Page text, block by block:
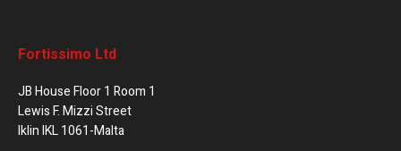
Fortissimo Ltd
JB House Floor 1 Room 1
Lewis F. Mizzi Street
Iklin IKL 1061-Malta